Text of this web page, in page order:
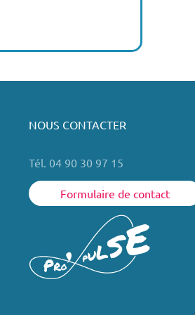
NOUS CONTACTER
Tél. 04 90 30 97 15
Formulaire de contact